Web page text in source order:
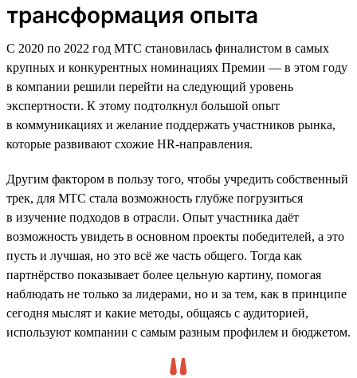
трансформация опыта
С 2020 по 2022 год МТС становилась финалистом в самых
крупных и конкурентных номинациях Премии — в этом году
в компании решили перейти на следующий уровень
экспертности. К этому подтолкнул большой опыт
в коммуникациях и желание поддержать участников рынка,
которые развивают схожие HR-направления.
Другим фактором в пользу того, чтобы учредить собственный
трек, для МТС стала возможность глубже погрузиться
в изучение подходов в отрасли. Опыт участника даёт
возможность увидеть в основном проекты победителей, а это
пусть и лучшая, но это всё же часть общего. Тогда как
партнёрство показывает более цельную картину, помогая
наблюдать не только за лидерами, но и за тем, как в принципе
сегодня мыслят и какие методы, общаясь с аудиторией,
используют компании с самым разным профилем и бюджетом.